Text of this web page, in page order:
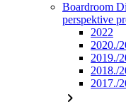
Boardroom
perspektive
2022
2020./
2019./
2018./
2017./
chevron_right